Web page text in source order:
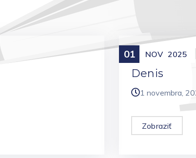
01 NOV 2025
Meniny
Denis
1 novembra,
Zobraziť